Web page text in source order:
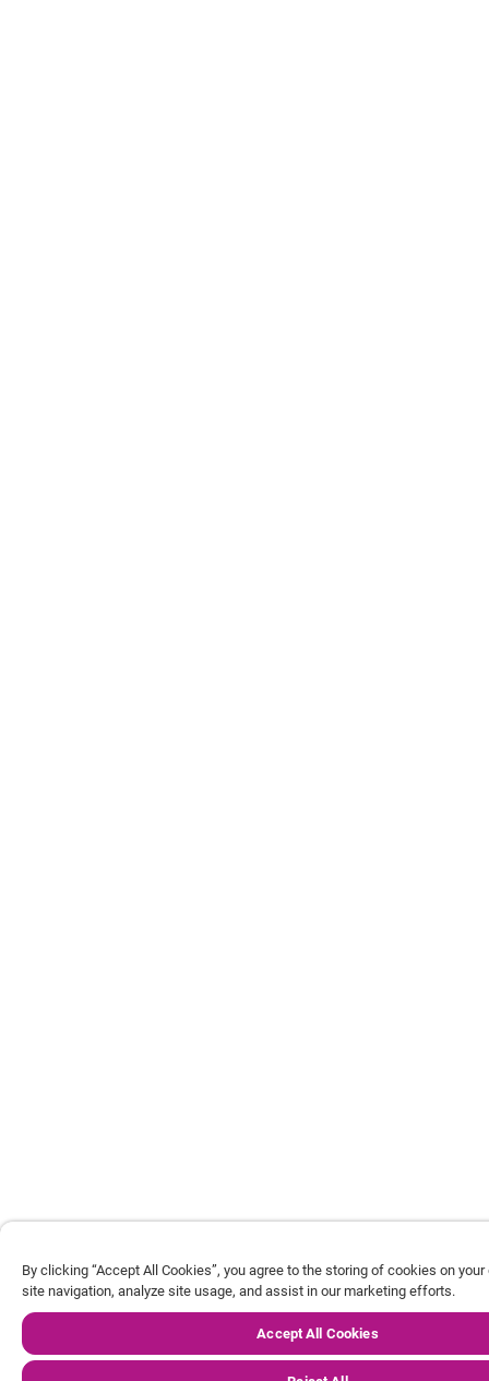
By clicking “Accept All Cookies”, you agree to the storing of cookies on
site navigation, analyze site usage, and assist in our marketing efforts.
Accept All Cookies